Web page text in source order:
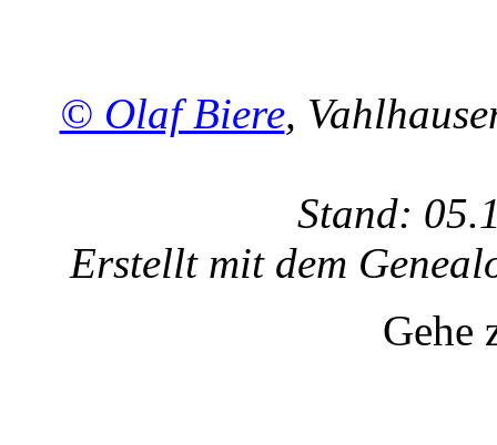
© Olaf Biere,
Stand:
Erstellt mit dem
Gehe